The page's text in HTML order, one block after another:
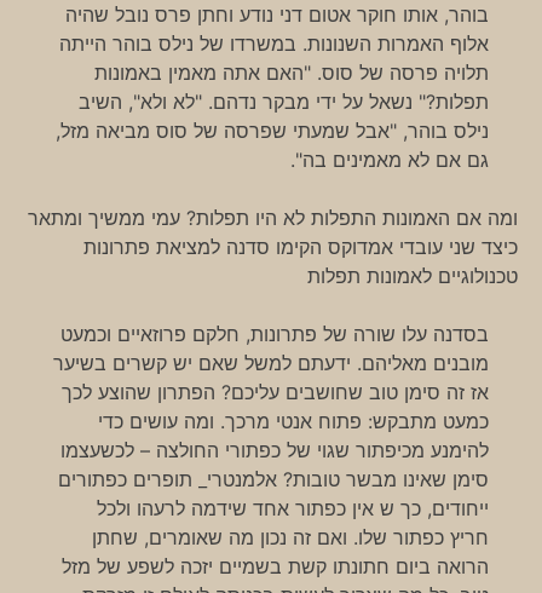
בוהר, אותו חוקר אטום דני נודע וחתן פרס נובל שהיה
אלוף האמרות השנונות. במשרדו של נילס בוהר הייתה
תלויה פרסה של סוס. "האם אתה מאמין באמונות
תפלות?" נשאל על ידי מבקר נדהם. "לא ולא", השיב
נילס בוהר, "אבל שמעתי שפרסה של סוס מביאה מזל,
גם אם לא מאמינים בה".
ומה אם האמונות התפלות לא היו תפלות? עמי ממשיך ומתאר
כיצד שני עובדי אמדוקס הקימו סדנה למציאת פתרונות
טכנולוגיים לאמונות תפלות
בסדנה עלו שורה של פתרונות, חלקם פרוזאיים וכמעט
מובנים מאליהם. ידעתם למשל שאם יש קשרים בשיער
אז זה סימן טוב שחושבים עליכם? הפתרון שהוצע לכך
כמעט מתבקש: פתוח אנטי מרכך. ומה עושים כדי
להימנע מכיפתור שגוי של כפתורי החולצה – לכשעצמו
סימן שאינו מבשר טובות? אלמנטרי_ תופרים כפתורים
ייחודים, כך ש אין כפתור אחד שידמה לרעהו ולכל
חריץ כפתור שלו. ואם זה נכון מה שאומרים, שחתן
הרואה ביום חתונתו קשת בשמיים יזכה לשפע של מזל